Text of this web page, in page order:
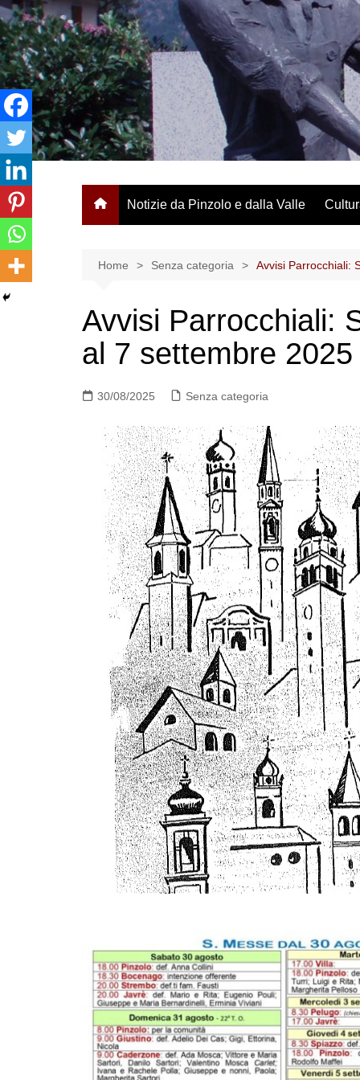
Salta
al
contenuto
Notizie da Pinzolo e dalla Valle
Home Senza categoria Avvisi Parrocchiali:
Avvisi Parrocchiali:
al 7 settembre 2025
30/08/2025 Senza categoria